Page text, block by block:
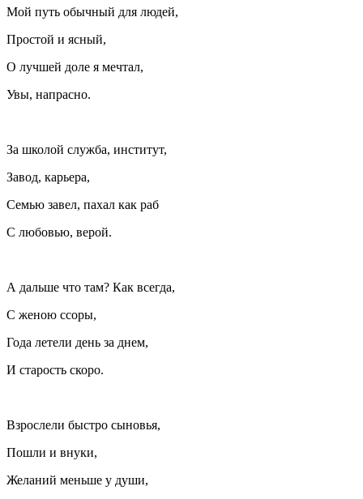
Мой путь обычный для людей,
Простой и ясный,
О лучшей доле я мечтал,
Увы, напрасно.
За школой служба, институт,
Завод, карьера,
Семью завел, пахал как раб
С любовью, верой.
А дальше что там? Как всегда,
С женою ссоры,
Года летели день за днем,
И старость скоро.
Взрослели быстро сыновья,
Пошли и внуки,
Желаний меньше у души,